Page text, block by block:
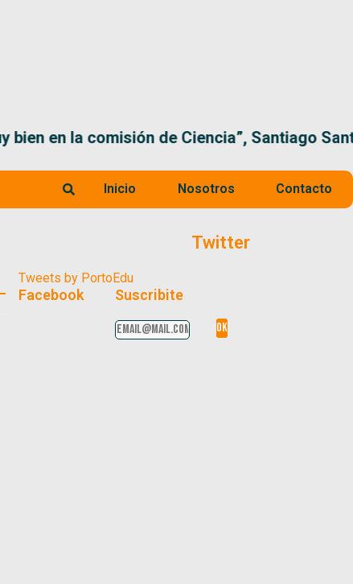
comisión de Ciencia”, Santiago Santurio
Inicio Nosotros Contacto
Twitter
Tweets by PortoEdu
Facebook Suscribite